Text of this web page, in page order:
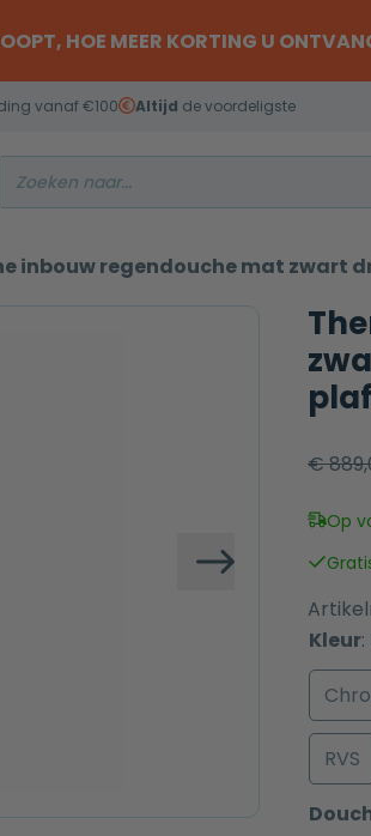
HOE MEER KORTING U
vanaf €100 Altijd de voordeligste
inbouw regendouche mat zwart
Volgende
€
prijs
was:
€
prijs
is:
€
Op
Kleur:
RVS